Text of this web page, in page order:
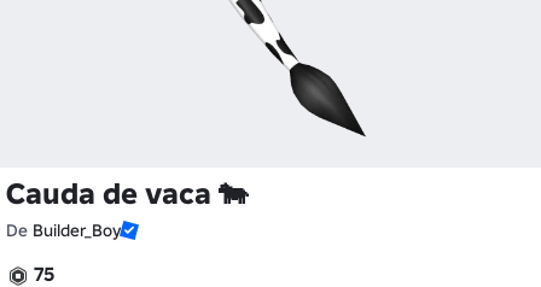
Cauda de vaca 🐄
De Builder_Boy
75